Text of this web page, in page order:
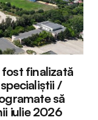
finalizată
/
să
iulie 2026